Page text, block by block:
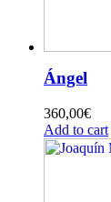
Ángel
360,00€
Add to cart